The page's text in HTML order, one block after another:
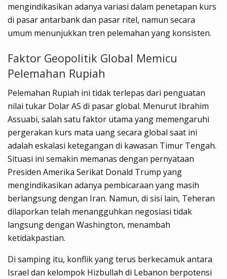
mengindikasikan adanya variasi dalam penetapan kurs
di pasar antarbank dan pasar ritel, namun secara
umum menunjukkan tren pelemahan yang konsisten.
Faktor Geopolitik Global Memicu
Pelemahan Rupiah
Pelemahan Rupiah ini tidak terlepas dari penguatan
nilai tukar Dolar AS di pasar global. Menurut Ibrahim
Assuabi, salah satu faktor utama yang memengaruhi
pergerakan kurs mata uang secara global saat ini
adalah eskalasi ketegangan di kawasan Timur Tengah.
Situasi ini semakin memanas dengan pernyataan
Presiden Amerika Serikat Donald Trump yang
mengindikasikan adanya pembicaraan yang masih
berlangsung dengan Iran. Namun, di sisi lain, Teheran
dilaporkan telah menangguhkan negosiasi tidak
langsung dengan Washington, menambah
ketidakpastian.
Di samping itu, konflik yang terus berkecamuk antara
Israel dan kelompok Hizbullah di Lebanon berpotensi